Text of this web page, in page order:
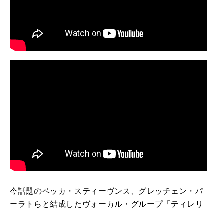
今話題のベッカ・スティーヴンス、グレッチェン・パ
ーラトらと結成したヴォーカル・グループ「ティレリ